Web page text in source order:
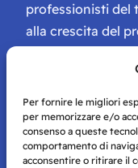
Per fornire le migliori
per memorizzare e/o
consenso a queste
comportamento di
acconsentire o ritirare il
professionisti del
alla crescita del
tessera di Storie
e inviti ad eventi